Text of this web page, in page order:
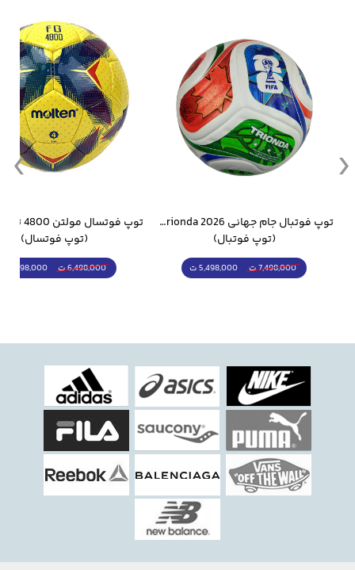
توپ فوتبال جام جهانی 2026 Trionda مشابه اورجینال
(توپ فوتبال)
7,498,000 ت 5,498,000 ت
(توپ فوتسال)
6,498,000 ت 5,298,000 ت